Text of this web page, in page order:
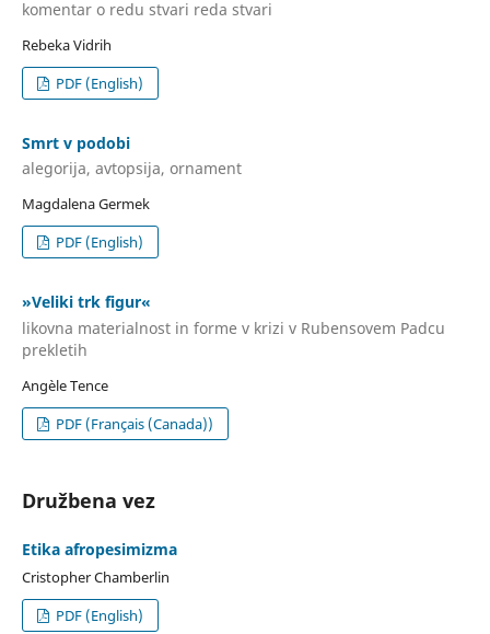
komentar o redu stvari reda stvari
Rebeka Vidrih
PDF (English)
Smrt v podobi
alegorija, avtopsija, ornament
Magdalena Germek
PDF (English)
»Veliki trk figur«
likovna materialnost in forme v krizi v Rubensovem Padcu
prekletih
Angèle Tence
PDF (Français (Canada))
Družbena vez
Etika afropesimizma
Cristopher Chamberlin
PDF (English)